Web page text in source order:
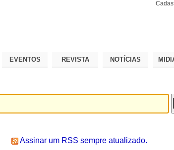
EVENTOS REVISTA NOTÍCIAS
Assinar um RSS sempre atualizado.